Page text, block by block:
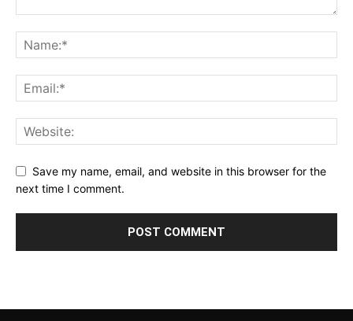
Save my name, email, and website in this browser for the
next time I comment.